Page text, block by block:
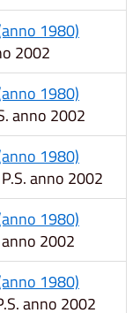
1980)
2002
1980)
anno 2002
1980)
anno 2002
1980)
2002
1980)
anno 2002